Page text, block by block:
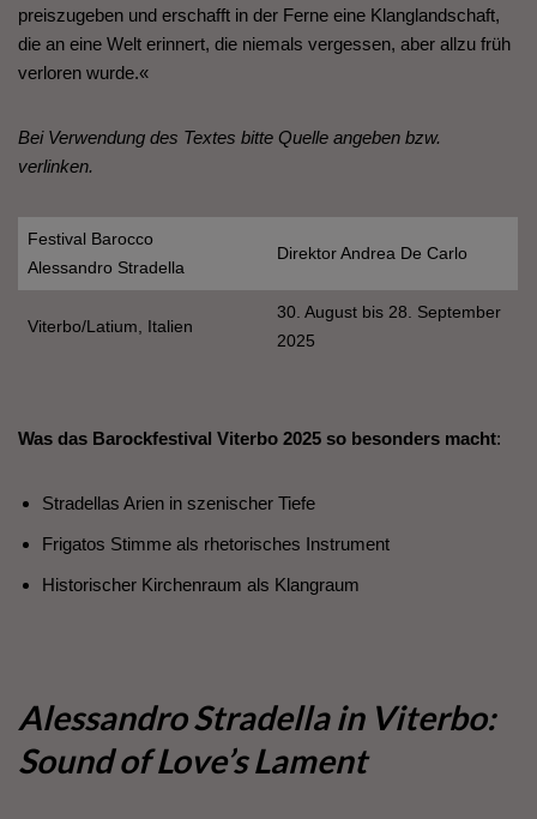
preiszugeben und erschafft in der Ferne eine Klanglandschaft,
die an eine Welt erinnert, die niemals vergessen, aber allzu früh
verloren wurde.«
Bei Verwendung des Textes bitte Quelle angeben bzw.
verlinken.
Festival Barocco
Alessandro Stradella
Direktor Andrea De Carlo
Viterbo/Latium, Italien
30. August bis 28. September
2025
Was das Barockfestival Viterbo 2025 so besonders macht:
Stradellas Arien in szenischer Tiefe
Frigatos Stimme als rhetorisches Instrument
Historischer Kirchenraum als Klangraum
Alessandro Stradella in Viterbo:
Sound of Love’s Lament